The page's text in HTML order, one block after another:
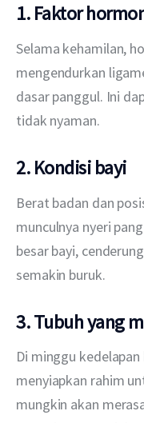
1. Faktor
Selama kehamilan,
mengendurkan
dasar panggul. Ini
tidak nyaman.
2. Kondisi bayi
Berat badan dan
munculnya nyeri
besar bayi,
semakin buruk.
3. Tubuh yang
Di minggu
menyiapkan rahim
mungkin akan